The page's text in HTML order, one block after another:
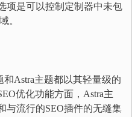
项是可以控制定制器中未包
。
Astra主题都以其轻量级的
优化功能方面，Astra主
与流行的SEO插件的无缝集